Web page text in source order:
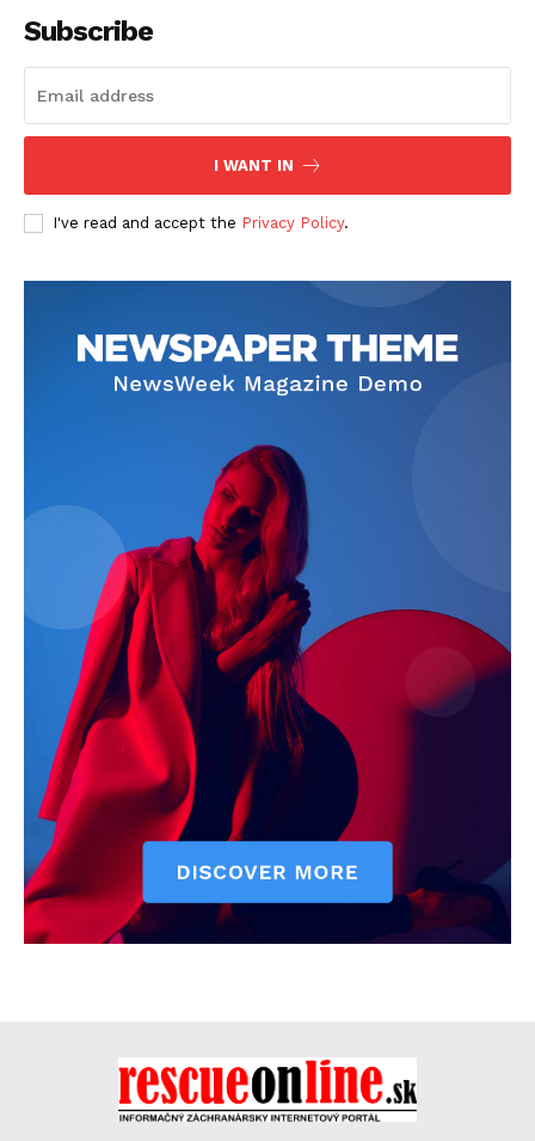
Subscribe
I WANT IN
I've read and accept the Privacy Policy.